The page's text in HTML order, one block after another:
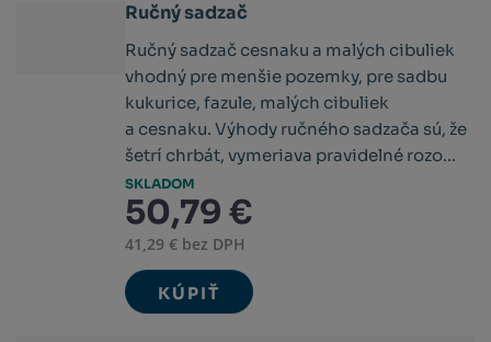
Ručný sadzač
Ručný sadzač cesnaku a malých cibuliek
vhodný pre menšie pozemky, pre sadbu
kukurice, fazule, malých cibuliek
a cesnaku. Výhody ručného sadzača sú, že
šetrí chrbát, vymeriava pravidelné rozo...
SKLADOM
50,79 €
41,29 € bez DPH
KÚPIŤ